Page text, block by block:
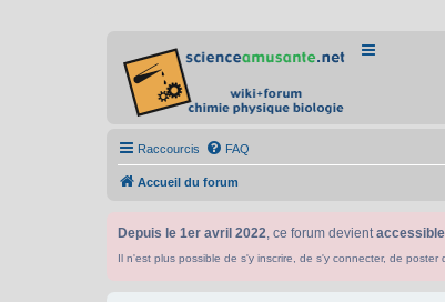
Raccourcis FAQ
Accueil du forum
Depuis le 1er avril 2022, ce forum devient
Il n'est plus possible de s'y inscrire, de s'y connecter, de